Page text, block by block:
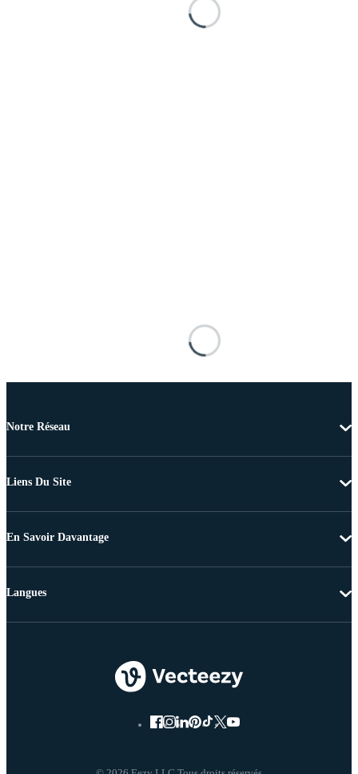
Notre Réseau
Liens Du Site
En Savoir Davantage
Langues